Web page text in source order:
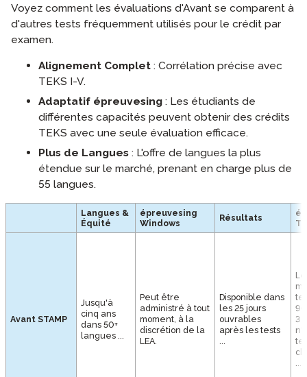
Voyez comment les évaluations d'Avant se comparent à
d'autres tests fréquemment utilisés pour le crédit par
examen.
Alignement Complet : Corrélation précise avec
TEKS I-V.
Adaptatif épreuvesing : Les étudiants de
différentes capacités peuvent obtenir des crédits
TEKS avec une seule évaluation efficace.
Plus de Langues : L'offre de langues la plus
étendue sur le marché, prenant en charge plus de
55 langues.
Langues &
Équité
épreuvesing
Windows
Résultats
Avant STAMP
Jusqu'à
cinq ans
dans 50+
langues ...
Peut être
administré à tout
moment, à la
discrétion de la
LEA.
Disponible dans
les 25 jours
ouvrables
après les tests
...
3
...